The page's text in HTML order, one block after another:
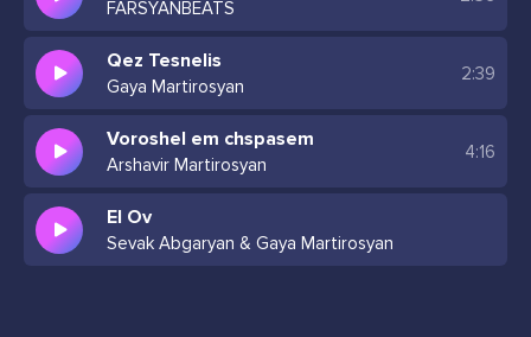
FARSYANBEATS
Qez Tesnelis
Gaya Martirosyan
2:39
Voroshel em chspasem
Arshavir Martirosyan
4:16
El Ov
Sevak Abgaryan & Gaya Martirosyan